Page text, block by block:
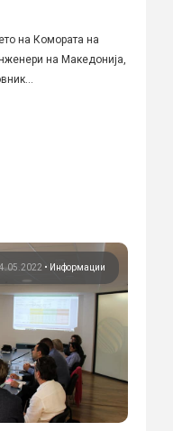
на Комората на
на Македонија,
• Информации